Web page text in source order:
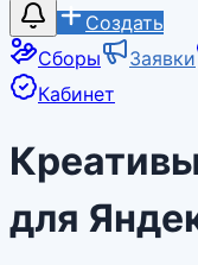
Создать
Сборы
Заявки
Кабинет
для